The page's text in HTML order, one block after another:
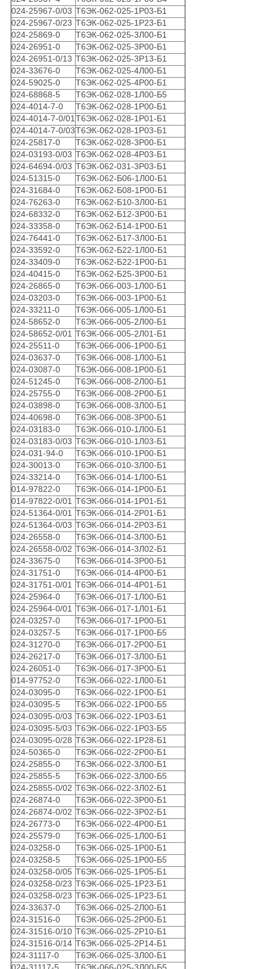
024-25967-0/03 Т6ЭК-062-025-1Р03-Б1
024-25967-0/23 Т6ЭК-062-025-1Р23-Б1
024-25869-0
Т6ЭК-062-025-3Л00-Б1
024-26951-0
Т6ЭК-062-025-3Р00-Б1
024-26951-0/13 Т6ЭК-062-025-3Р13-Б1
024-33676-0
Т6ЭК-062-025-4Л00-Б1
024-59025-0
Т6ЭК-062-025-4Р00-Б1
024-68868-5
Т6ЭК-062-028-1Л00-Б5
024-4014-7-0
Т6ЭК-062-028-1Р00-Б1
024-4014-7-0/01 Т6ЭК-062-028-1Р01-Б1
024-4014-7-0/03Т6ЭК-062-028-1Р03-Б1
024-25817-0
Т6ЭК-062-028-3Р00-Б1
024-03193-0/03 Т6ЭК-062-028-4Р03-Б1
024-64694-0/03 Т6ЭК-062-031-3Р03-Б1
024-51315-0
Т6ЭК-062-Б06-1Л00-Б1
024-31684-0
Т6ЭК-062-Б08-1Р00-Б1
024-76263-0
Т6ЭК-062-Б10-3Л00-Б1
024-68332-0
Т6ЭК-062-Б12-3Р00-Б1
024-33358-0
Т6ЭК-062-Б14-1Р00-Б1
024-76441-0
Т6ЭК-062-Б17-3Л00-Б1
024-33592-0
Т6ЭК-062-Б22-1Л00-Б1
024-33409-0
Т6ЭК-062-Б22-1Р00-Б1
024-40415-0
Т6ЭК-062-Б25-3Р00-Б1
024-26865-0
Т6ЭК-066-003-1Л00-Б1
024-03203-0
Т6ЭК-066-003-1Р00-Б1
024-33211-0
Т6ЭК-066-005-1Л00-Б1
024-58652-0
Т6ЭК-066-005-2Л00-Б1
024-58652-0/01 Т6ЭК-066-005-2Л01-Б1
024-25511-0
Т6ЭК-066-006-1Р00-Б1
024-03637-0
Т6ЭК-066-008-1Л00-Б1
024-03087-0
Т6ЭК-066-008-1Р00-Б1
024-51245-0
Т6ЭК-066-008-2Л00-Б1
024-25755-0
Т6ЭК-066-008-2Р00-Б1
024-03898-0
Т6ЭК-066-008-3Л00-Б1
024-40698-0
Т6ЭК-066-008-3Р00-Б1
024-03183-0
Т6ЭК-066-010-1Л00-Б1
024-03183-0/03 Т6ЭК-066-010-1Л03-Б1
024-031-94-0
Т6ЭК-066-010-1Р00-Б1
024-30013-0
Т6ЭК-066-010-3Л00-Б1
024-33214-0
Т6ЭК-066-014-1Л00-Б1
014-97822-0
Т6ЭК-066-014-1Р00-Б1
014-97822-0/01 Т6ЭК-066-014-1Р01-Б1
024-51364-0/01 Т6ЭК-066-014-2Р01-Б1
024-51364-0/03 Т6ЭК-066-014-2Р03-Б1
024-26558-0
Т6ЭК-066-014-3Л00-Б1
024-26558-0/02 Т6ЭК-066-014-3Л02-Б1
024-33675-0
Т6ЭК-066-014-3Р00-Б1
024-31751-0
Т6ЭК-066-014-4Р00-Б1
024-31751-0/01 Т6ЭК-066-014-4Р01-Б1
024-25964-0
Т6ЭК-066-017-1Л00-Б1
024-25964-0/01 Т6ЭК-066-017-1Л01-Б1
024-03257-0
Т6ЭК-066-017-1Р00-Б1
024-03257-5
Т6ЭК-066-017-1Р00-Б5
024-31270-0
Т6ЭК-066-017-2Р00-Б1
024-26217-0
Т6ЭК-066-017-3Л00-Б1
024-26051-0
Т6ЭК-066-017-3Р00-Б1
014-97752-0
Т6ЭК-066-022-1Л00-Б1
024-03095-0
Т6ЭК-066-022-1Р00-Б1
024-03095-5
Т6ЭК-066-022-1Р00-Б5
024-03095-0/03 Т6ЭК-066-022-1Р03-Б1
024-03095-5/03 Т6ЭК-066-022-1Р03-Б5
024-03095-0/28 Т6ЭК-066-022-1Р28-Б1
024-50365-0
Т6ЭК-066-022-2Р00-Б1
024-25855-0
Т6ЭК-066-022-3Л00-Б1
024-25855-5
Т6ЭК-066-022-3Л00-Б5
024-25855-0/02 Т6ЭК-066-022-3Л02-Б1
024-26874-0
Т6ЭК-066-022-3Р00-Б1
024-26874-0/02 Т6ЭК-066-022-3Р02-Б1
024-26773-0
Т6ЭК-066-022-4Р00-Б1
024-25579-0
Т6ЭК-066-025-1Л00-Б1
024-03258-0
Т6ЭК-066-025-1Р00-Б1
024-03258-5
Т6ЭК-066-025-1Р00-Б5
024-03258-0/05 Т6ЭК-066-025-1Р05-Б1
024-03258-0/23 Т6ЭК-066-025-1Р23-Б1
024-03258-0/23 Т6ЭК-066-025-1Р23-Б1
024-33637-0
Т6ЭК-066-025-2Л00-Б1
024-31516-0
Т6ЭК-066-025-2Р00-Б1
024-31516-0/10 Т6ЭК-066-025-2Р10-Б1
024-31516-0/14 Т6ЭК-066-025-2Р14-Б1
024-31117-0
Т6ЭК-066-025-3Л00-Б1